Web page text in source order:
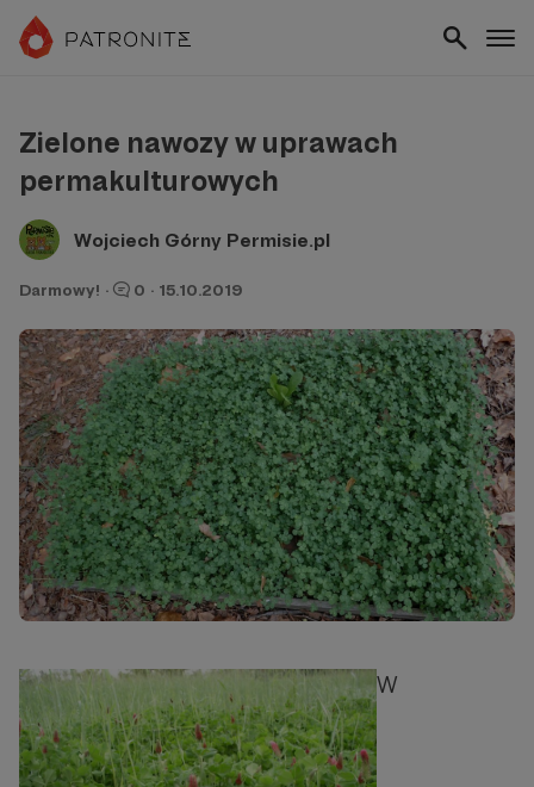
Zielone nawozy w uprawach
permakulturowych
Wojciech Górny Permisie.pl
Darmowy! · 0 · 15.10.2019
W